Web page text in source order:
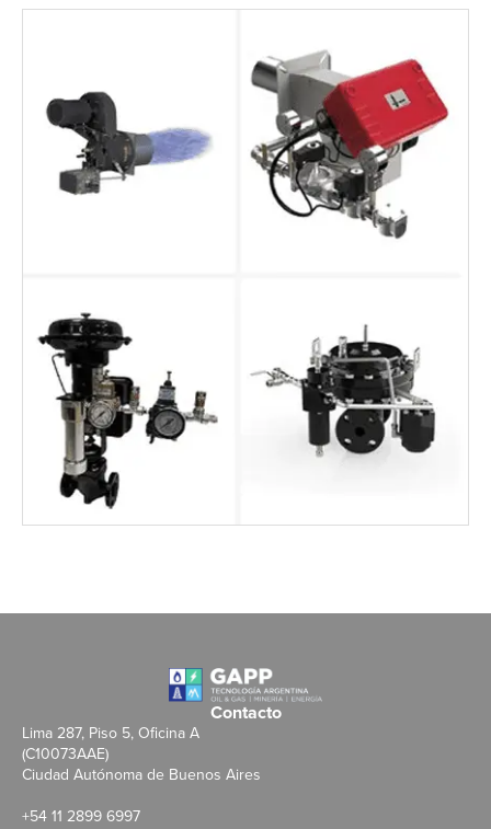
Contacto
Lima 287, Piso 5, Oficina A
(C10073AAE)
Ciudad Autónoma de Buenos Aires
+54 11 2899 6997